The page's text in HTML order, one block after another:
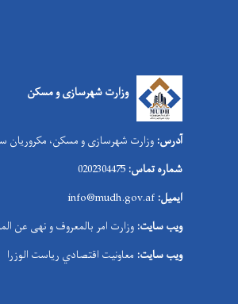
وزارت شهرسازی و مسکن
آدرس: وزارت شهرسازی و مسکن، مکروریان
شماره تماس:
ایمیل: info@mudh.gov.af
ویب سایت: وزارت امر بالمعروف و نهی عن
ویب سایت: معاونیت اقتصادي ریاست الوزرا